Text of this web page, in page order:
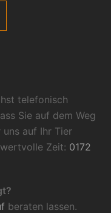
telefonisch
Sie auf dem Weg
auf Ihr Tier
Zeit: 0172
beraten lassen.